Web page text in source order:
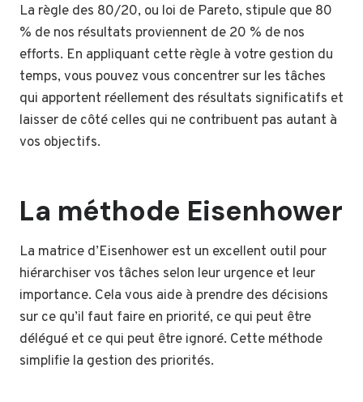
La règle des 80/20, ou loi de Pareto, stipule que 80
% de nos résultats proviennent de 20 % de nos
efforts. En appliquant cette règle à votre gestion du
temps, vous pouvez vous concentrer sur les tâches
qui apportent réellement des résultats significatifs et
laisser de côté celles qui ne contribuent pas autant à
vos objectifs.
La méthode Eisenhower
La matrice d’Eisenhower est un excellent outil pour
hiérarchiser vos tâches selon leur urgence et leur
importance. Cela vous aide à prendre des décisions
sur ce qu’il faut faire en priorité, ce qui peut être
délégué et ce qui peut être ignoré. Cette méthode
simplifie la gestion des priorités.